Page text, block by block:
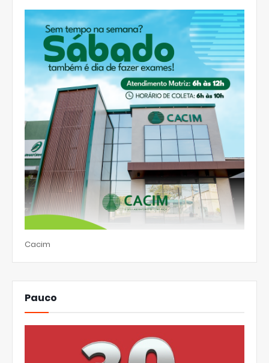
Cacim
Pauco